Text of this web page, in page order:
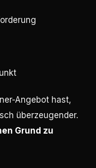
Angebot hast,
überzeugender.
Grund zu